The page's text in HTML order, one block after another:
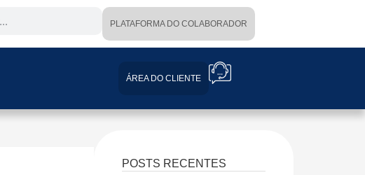
PLATAFORMA DO COLABORADOR
ÁREA DO CLIENTE
POSTS RECENTES